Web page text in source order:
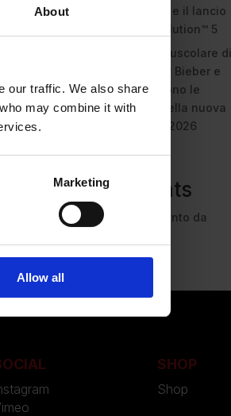
About
our traffic. We also share
may combine it with
Marketing
Allow all
collaborazione e il lancio
della Gel-Resolution™ 5
L’universo crepuscolare di
Miu Miu: Hailey Bieber e
Xiao Wen Ju sono le
protagoniste della nuova
campagna FW 2026
Comments
Nessun commento da
SHOP
Shop